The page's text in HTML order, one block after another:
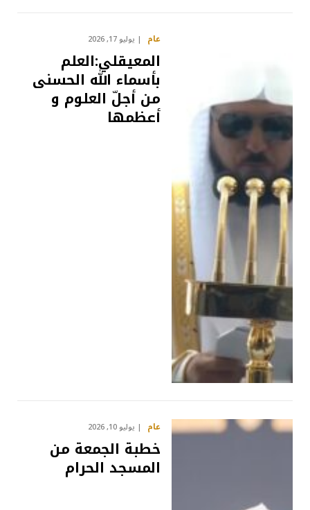
عام يوليو 17, 2026
المعيقلي:العلم
بأسماء اللّٰه الحسنى
من أجلّ العلوم و
أعظمها
عام يوليو 10, 2026
خطبة الجمعة من
المسجد الحرام